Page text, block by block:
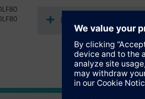
Dokumentumok